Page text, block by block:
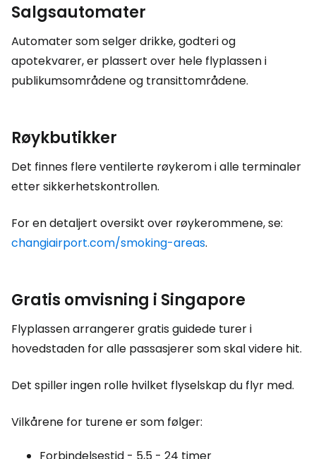
Salgsautomater
Automater som selger drikke, godteri og
apotekvarer, er plassert over hele flyplassen i
publikumsområdene og transittområdene.
Røykbutikker
Det finnes flere ventilerte røykerom i alle terminaler
etter sikkerhetskontrollen.
For en detaljert oversikt over røykerommene, se:
changiairport.com/smoking-areas.
Gratis omvisning i Singapore
Flyplassen arrangerer gratis guidede turer i
hovedstaden for alle passasjerer som skal videre hit.
Det spiller ingen rolle hvilket flyselskap du flyr med.
Vilkårene for turene er som følger:
Forbindelsestid - 5,5 - 24 timer